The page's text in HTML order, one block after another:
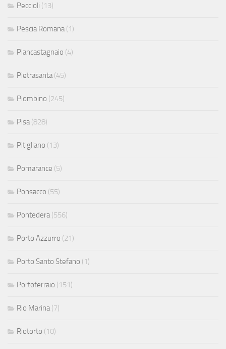
Peccioli (13)
Pescia Romana (1)
Piancastagnaio (4)
Pietrasanta (45)
Piombino (245)
Pisa (828)
Pitigliano (13)
Pomarance (5)
Ponsacco (55)
Pontedera (556)
Porto Azzurro (21)
Porto Santo Stefano (1)
Portoferraio (151)
Rio Marina (7)
Riotorto (10)